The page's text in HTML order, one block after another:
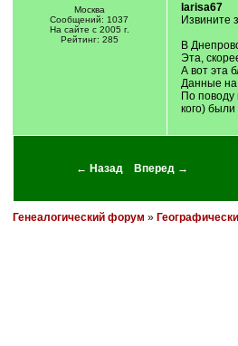
Москва
Сообщений: 1037
На сайте с 2005 г.
Рейтинг: 285
larisa67
Извините
В
Эта,
А вот эта
Данные на
По поводу
кого)
← Назад Вперед →
Генеалогический форум »